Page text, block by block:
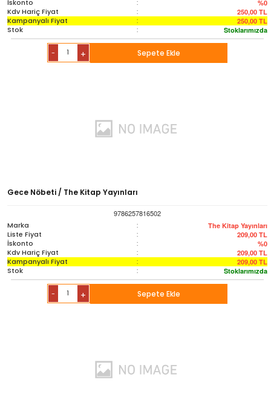
İskonto : %0
Kdv Hariç Fiyat : 250,00 TL
Kampanyalı Fiyat : 250,00 TL
Stok : Stoklarımızda
- + Sepete Ekle
Gece Nöbeti / The Kitap Yayınları
9786257816502
Marka
: The Kitap Yayınları
Liste Fiyat : 209,00 TL
İskonto : %0
Kdv Hariç Fiyat : 209,00 TL
Kampanyalı Fiyat : 209,00 TL
Stok : Stoklarımızda
- + Sepete Ekle